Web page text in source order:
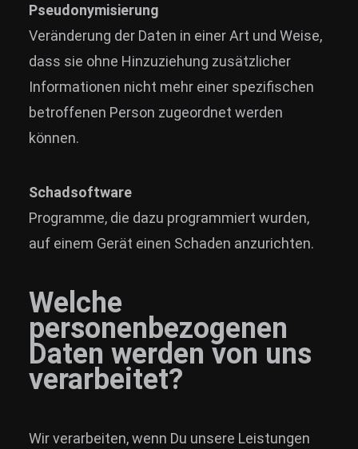
Pseudonymisierung
Veränderung der Daten in einer Art und Weise,
dass sie ohne Hinzuziehung zusätzlicher
Informationen nicht mehr einer spezifischen
betroffenen Person zugeordnet werden
können.
Schadsoftware
Programme, die dazu programmiert wurden,
auf einem Gerät einen Schaden anzurichten.
Welche
personenbezogenen
Daten werden von uns
verarbeitet?
Wir verarbeiten, wenn Du unsere Leistungen